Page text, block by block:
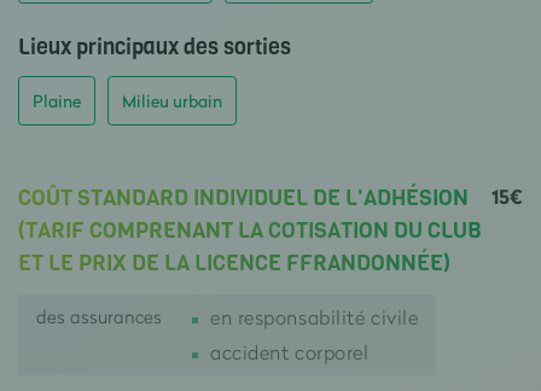
Lieux principaux des sorties
Plaine Milieu urbain
COÛT STANDARD INDIVIDUEL DE L'ADHÉSION
(TARIF COMPRENANT LA COTISATION DU CLUB
ET LE PRIX DE LA LICENCE FFRANDONNÉE)
15€
des assurances
en responsabilité civile
accident corporel